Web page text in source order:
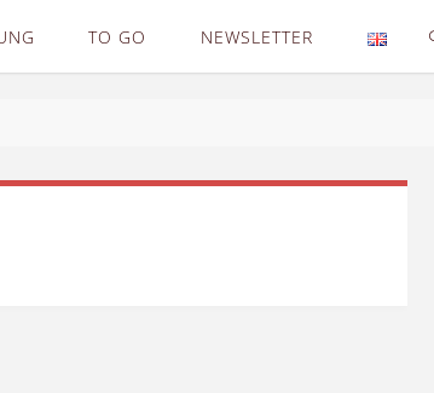
TO GO NEWSLETTER